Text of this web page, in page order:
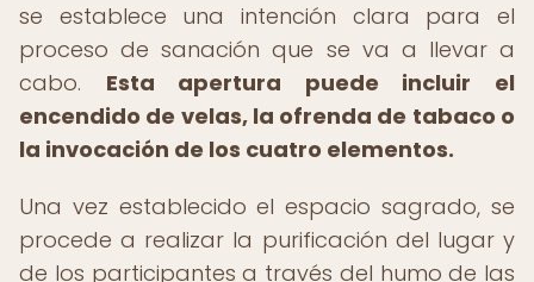
se establece una intención clara para el
proceso de sanación que se va a llevar a
cabo. Esta apertura puede incluir el
encendido de velas, la ofrenda de tabaco o
la invocación de los cuatro elementos.
Una vez establecido el espacio sagrado, se
procede a realizar la purificación del lugar y
de los participantes a través del humo de las